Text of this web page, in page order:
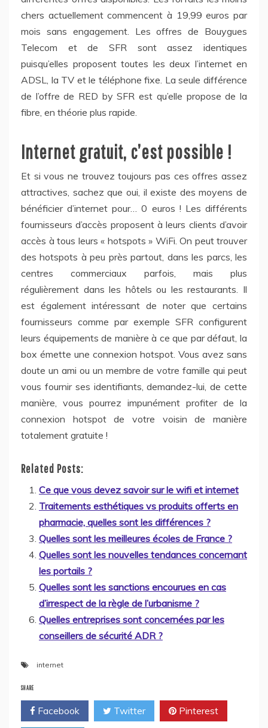
chers actuellement commencent à 19,99 euros par
mois sans engagement. Les offres de Bouygues
Telecom et de SFR sont assez identiques
puisqu’elles proposent toutes les deux l’internet en
ADSL, la TV et le téléphone fixe. La seule différence
de l’offre de RED by SFR est qu’elle propose de la
fibre, en théorie plus rapide.
Internet gratuit, c’est possible !
Et si vous ne trouvez toujours pas ces offres assez
attractives, sachez que oui, il existe des moyens de
bénéficier d’internet pour… 0 euros ! Les différents
fournisseurs d’accès proposent à leurs clients d’avoir
accès à tous leurs « hotspots » WiFi. On peut trouver
des hotspots à peu près partout, dans les parcs, les
centres commerciaux parfois, mais plus
régulièrement dans les hôtels ou les restaurants. Il
est également intéressant de noter que certains
fournisseurs comme par exemple SFR configurent
leurs équipements de manière à ce que par défaut, la
box émette une connexion hotspot. Vous avez sans
doute un ami ou un membre de votre famille qui peut
vous fournir ses identifiants, demandez-lui, de cette
manière, vous pourrez impunément profiter de la
connexion hotspot de votre voisin de manière
totalement gratuite !
Related Posts:
Ce que vous devez savoir sur le wifi et internet
Traitements esthétiques vs produits offerts en
pharmacie, quelles sont les différences ?
Quelles sont les meilleures écoles de France ?
Quelles sont les nouvelles tendances concernant
les portails ?
Quelles sont les sanctions encourues en cas
d’irrespect de la règle de l’urbanisme ?
Quelles entreprises sont concernées par les
conseillers de sécurité ADR ?
internet
SHARE
Facebook Twitter Pinterest